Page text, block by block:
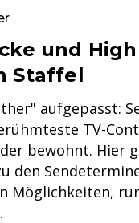
und
Staffel
aufgepasst:
TV-
bewohnt. Hier
den
Möglichkeiten,